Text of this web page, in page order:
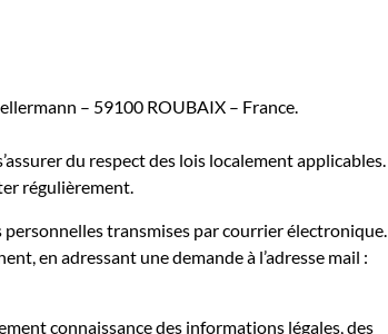
– 59100 ROUBAIX – France.
du respect des lois localement applicables.
régulièrement.
transmises par courrier électronique.
en adressant une demande à l’adresse mail :
connaissance des informations légales, des